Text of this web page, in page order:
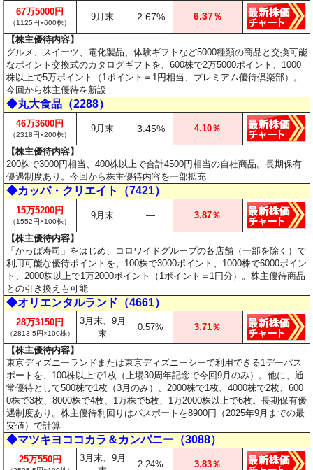
67万5000円
（1125円×600株）
9月末 2.67% 6.37％
【株主優待内容】
グルメ、スイーツ、電化製品、体験ギフトなど5000種類の商品と交換可能
なポイント交換式のカタログギフトを、600株で2万5000ポイント、1000
株以上で5万ポイント（1ポイント＝1円相当、プレミアム優待倶楽部）。
今回から株主優待を新設
◆丸大食品（2288）
46万3600円
（2318円×200株）
9月末 3.45% 4.10％
【株主優待内容】
200株で3000円相当、400株以上で合計4500円相当の自社商品。長期保有
優遇制度あり。今回から株主優待内容を一部拡充
◆カッパ・クリエイト（7421）
15万5200円
（1552円×100株）
9月末 ― 3.87％
【株主優待内容】
「かっぱ寿司」をはじめ、コロワイドグループの各店舗（一部を除く）で
利用可能な優待ポイントを、100株で3000ポイント、1000株で6000ポイン
ト、2000株以上で1万2000ポイント（1ポイント＝1円分）。株主優待商品
との引き換えも可能
◆オリエンタルランド（4661）
28万3150円
（2813.5円×100株）
3月末、9月
末
0.57% 3.71％
【株主優待内容】
東京ディズニーランドまたは東京ディズニーシーで利用できる1デーパス
ポートを、100株以上で1枚（上場30周年記念で今回9月のみ）。他に、通
常優待として500株で1枚（3月のみ）、2000株で1枚、4000株で2枚、600
0株で3枚、8000株で4枚、1万株で5枚、1万2000株以上で6枚。長期保有優
遇制度あり。株主優待利回りはパスポートを8900円（2025年9月までの最
安値）で計算
◆マツキヨココカラ＆カンパニー（3088）
25万550円
3月末、9月
2.24% 3.83％